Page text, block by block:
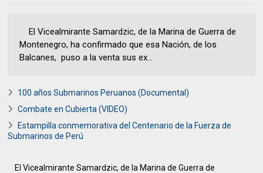
El Vicealmirante Samardzic, de la Marina de Guerra de
Montenegro, ha confirmado que esa Nación, de los
Balcanes, puso a la venta sus ex...
100 años Submarinos Peruanos (Documental)
Combate en Cubierta (VIDEO)
Estampilla conmemorativa del Centenario de la Fuerza de
Submarinos de Perú
El Vicealmirante Samardzic, de la Marina de Guerra de